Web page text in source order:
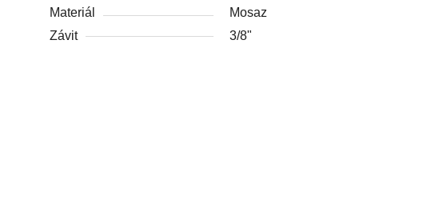
Materiál
Mosaz
Závit
3/8"